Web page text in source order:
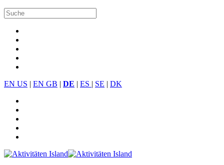
EN US | EN GB | DE | ES | SE | DK